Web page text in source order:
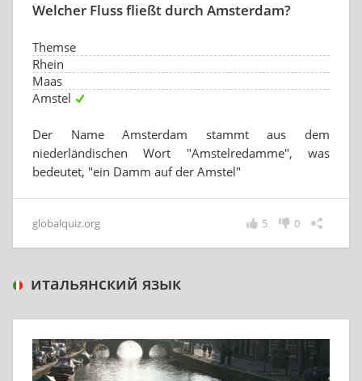
Welcher Fluss fließt durch Amsterdam?
Themse
Rhein
Maas
Amstel
Der Name Amsterdam stammt aus dem
niederländischen Wort "Amstelredamme", was
bedeutet, "ein Damm auf der Amstel"
globalquiz.org 0
5
итальянский язык